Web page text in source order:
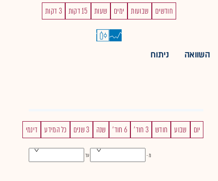
חודשים שבועות ימים שעות 15 דקות 3 דקות
השוואה ניתוח
יום שבוע חודש 3 חוד' 6 חוד' שנה 3 שנים כל המידע דינמי
מ - עד